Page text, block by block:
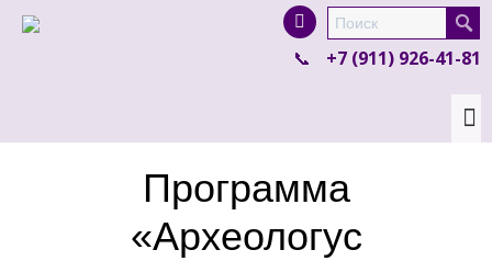
product in a size size .
colour items.
+7 (911) 926-41-81
Программа
«Археологус